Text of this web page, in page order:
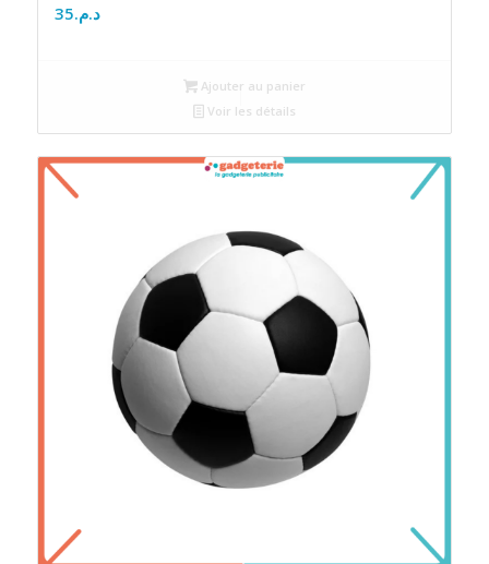
د.م.35
Ajouter au panier
Voir les détails